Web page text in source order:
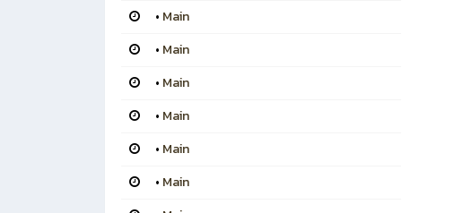
• Main
• Main
• Main
• Main
• Main
• Main